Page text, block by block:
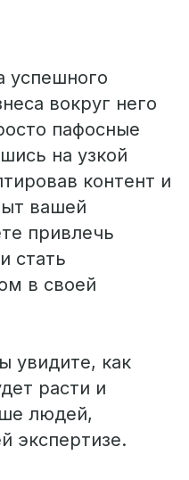
успешного
вокруг него
пафосные
на узкой
контент и
вашей
привлечь
стать
в своей
увидите, как
расти и
людей,
экспертизе.